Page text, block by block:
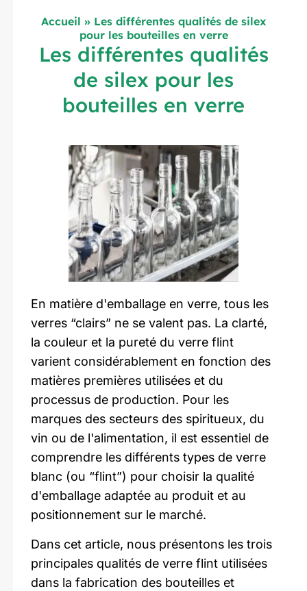
Accueil » Les différentes qualités de silex
pour les bouteilles en verre
Les différentes qualités
de silex pour les
bouteilles en verre
En matière d'emballage en verre, tous les
verres “clairs” ne se valent pas. La clarté,
la couleur et la pureté du verre flint
varient considérablement en fonction des
matières premières utilisées et du
processus de production. Pour les
marques des secteurs des spiritueux, du
vin ou de l'alimentation, il est essentiel de
comprendre les différents types de verre
blanc (ou “flint”) pour choisir la qualité
d'emballage adaptée au produit et au
positionnement sur le marché.
Dans cet article, nous présentons les trois
principales qualités de verre flint utilisées
dans la fabrication des bouteilles et